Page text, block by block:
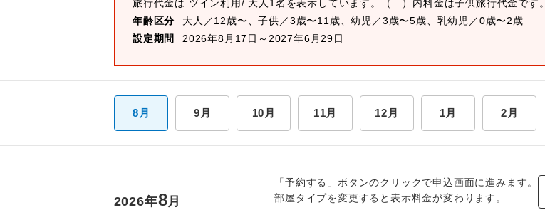
旅行代金は ツイン利用/ 大人1名を表示しています。
（ ）内料金は子供旅行代金です。
年齢区分
大人／12歳〜、子供／3歳〜11歳、幼児／3歳〜5歳、乳幼児／0歳〜2歳
設定期間
2026年8月17日～2027年6月29日
8月 9月 10月 11月 12月 1月 2月
「予約する」ボタンのクリックで申込画面に進みます。
部屋タイプを変更すると表示料金が変わります。
2026年8月